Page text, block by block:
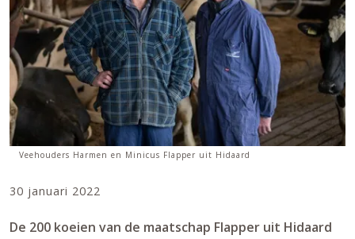
Veehouders Harmen en Minicus Flapper uit Hidaard
30 januari 2022
De 200 koeien van de maatschap Flapper uit Hidaard